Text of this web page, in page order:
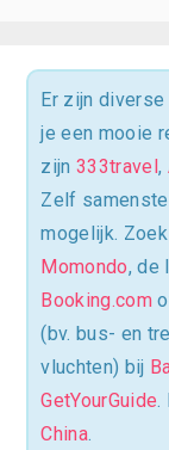
Er zijn
je een mooie
zijn333travel ,
Zelf
mogelijk.
Momondo, de
Booking.com
(bv. bus- en
vluchten) bij
GetYourGuide.
China.